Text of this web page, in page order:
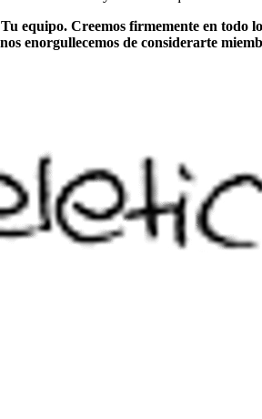
equipo. Creemos firmemente en
enorgullecemos de considerarte